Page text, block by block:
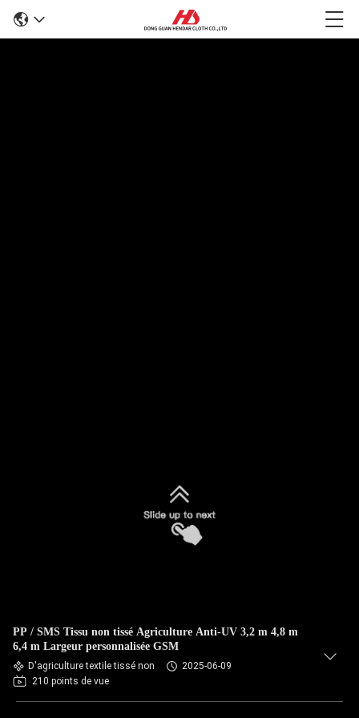
PP / SMS Tissu non tissé Agriculture Anti-UV 3,2 m 4,8 m
6,4 m Largeur personnalisée GSM
D'agriculture textile tissé non
2025-06-09
210 points de vue